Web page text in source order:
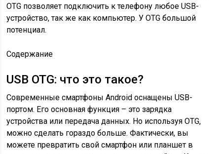
OTG позволяет подключить к телефону любое USB-
устройство, так же как компьютер. У OTG большой
потенциал.
Содержание
USB OTG: что это такое?
Современные смартфоны Android оснащены USB-
портом. Его основная функция – это зарядка
устройства или передача данных. Но используя OTG,
можно сделать гораздо больше. Фактически, вы
можете превратить свой смартфон или планшет в